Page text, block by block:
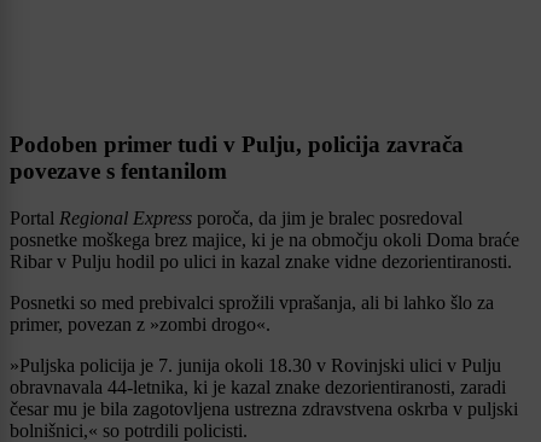
Podoben primer tudi v Pulju, policija zavrača
povezave s fentanilom
Portal Regional Express poroča, da jim je bralec posredoval
posnetke moškega brez majice, ki je na območju okoli Doma braće
Ribar v Pulju hodil po ulici in kazal znake vidne dezorientiranosti.
Posnetki so med prebivalci sprožili vprašanja, ali bi lahko šlo za
primer, povezan z »zombi drogo«.
»Puljska policija je 7. junija okoli 18.30 v Rovinjski ulici v Pulju
obravnavala 44-letnika, ki je kazal znake dezorientiranosti, zaradi
česar mu je bila zagotovljena ustrezna zdravstvena oskrba v puljski
bolnišnici,« so potrdili policisti.